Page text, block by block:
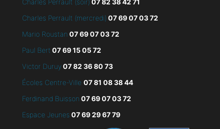
Charles Perrault (mercredi) 07 69 07 03 72
Mario Roustan 07 69 07 03 72
Paul Bert 07 69 15 05 72
Victor Duruy07 82 36 80 73
Écoles Centre-Ville 07 81 08 38 44
Ferdinand Buisson 0769 07 03 72
Espace Jeunes 07 69 29 67 79